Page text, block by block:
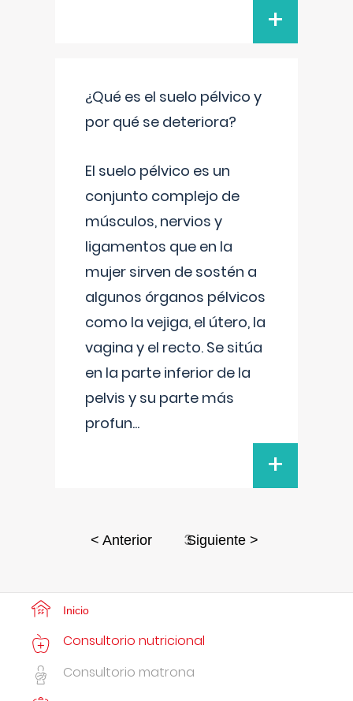
+
¿Qué es el suelo pélvico y
por qué se deteriora?
El suelo pélvico es un
conjunto complejo de
músculos, nervios y
ligamentos que en la
mujer sirven de sostén a
algunos órganos pélvicos
como la vejiga, el útero, la
vagina y el recto. Se sitúa
en la parte inferior de la
pelvis y su parte más
profun...
+
< Anterior 3Siguiente >
Inicio
Consultorio nutricional
Consultorio matrona